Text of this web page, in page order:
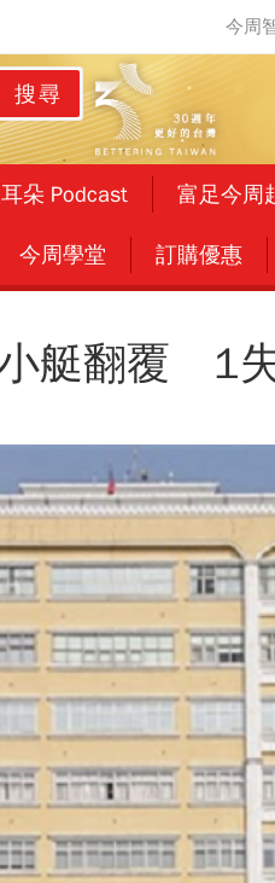
搜尋
朵 Podcast 富足今周
今周學堂 訂購優惠
艇翻覆 1